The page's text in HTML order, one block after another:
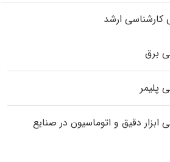
کارشناسی ارشد
برق
پلیمر
دقیق و اتوماسیون در صنایع